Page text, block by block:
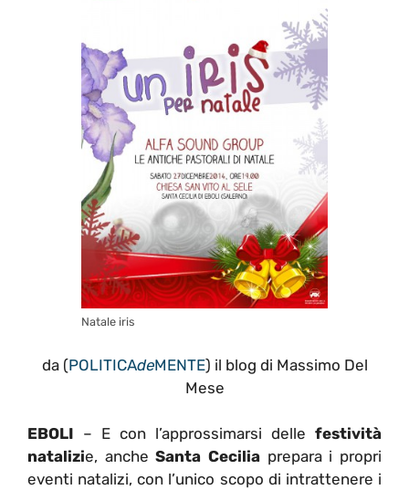
Natale iris
da (POLITICAdeMENTE) il blog di Massimo Del
Mese
EBOLI – E con l’approssimarsi delle festività
natalizie, ancheSanta Cecilia prepara i propri
eventi natalizi, con l’unico scopo di intrattenere i